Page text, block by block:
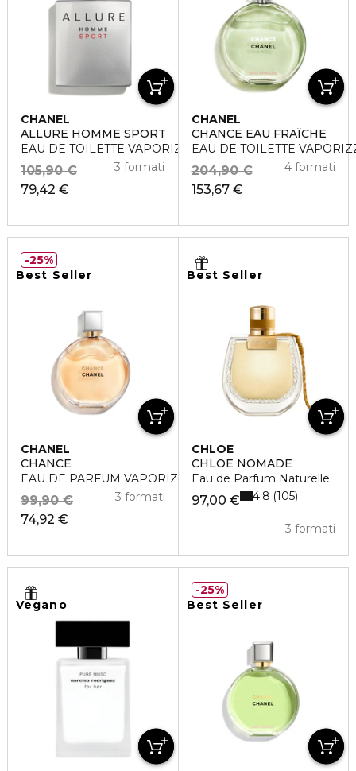
CHANEL
ALLURE HOMME SPORT
EAU DE TOILETTE VAPORIZZATORE
79,42 €
105,90 € 3 formati
CHANEL
CHANCE EAU FRAÎCHE
EAU DE TOILETTE
153,67 €
204,90 € 4 formati
Best Seller
CHANEL
CHANCE
EAU DE PARFUM VAPORIZZATORE
74,92 €
99,90 € 3 formati
25%
Best Seller
CHLOÉ
CHLOE NOMADE
Eau de Parfum Naturelle
97,00 €
3 formati
4.8 105
Vegano Best Seller
25%